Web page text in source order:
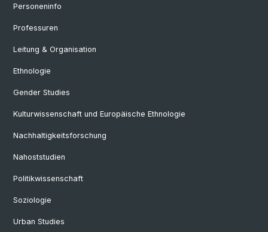
Personeninfo
Professuren
Leitung & Organisation
Ethnologie
Gender Studies
Kulturwissenschaft und Europäische Ethnologie
Nachhaltigkeitsforschung
Nahoststudien
Politikwissenschaft
Soziologie
Urban Studies